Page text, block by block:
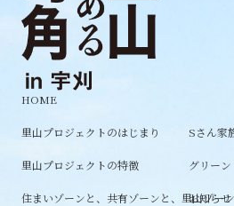
HOME
里山プロジェクトのはじまり Sさん家
里山プロジェクトの特徴 グリー
住まいゾーンと、共有ゾーンと、里山ゾーン
お知らせ